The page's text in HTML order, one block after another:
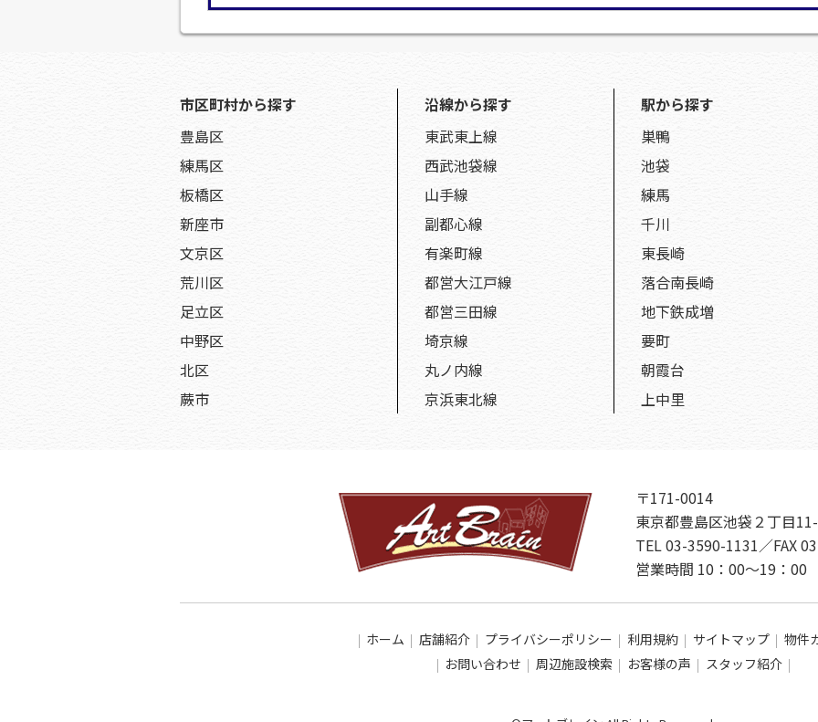
市区町村から探す
豊島区
練馬区
板橋区
新座市
文京区
荒川区
足立区
中野区
北区
蕨市
沿線から探す
東武東上線
西武池袋線
山手線
副都心線
有楽町線
都営大江戸線
都営三田線
埼京線
丸ノ内線
京浜東北線
駅から探す
巣鴨
池袋
練馬
千川
東長崎
落合南長崎
地下鉄成増
要町
朝霞台
上中里
〒171-0014
東京都豊島区池袋２丁目
TEL 03-3590-1131／FAX
営業時間 10：00～19：
ホーム 店舗紹介 プライバシーポリシー 利用規約 サイトマップ
物件
お問い合わせ
周辺施設検索 お客様の声 スタッフ紹介